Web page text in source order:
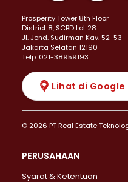
Prosperity Tower 8th Floor
District 8, SCBD Lot 28
JI. Jend. Sudirman Kav. 52-53
Jakarta Selatan 12190
Telp: 021-38959193
Lihat di Google
© 2026 PT Real Estate
PERUSAHAAN
Syarat & Ketentuan